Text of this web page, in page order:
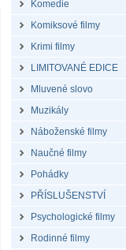
Komedie
Komiksové filmy
Krimi filmy
LIMITOVANÉ EDICE
Mluvené slovo
Muzikály
Náboženské filmy
Naučné filmy
Pohádky
PŘÍSLUŠENSTVÍ
Psychologické filmy
Rodinné filmy